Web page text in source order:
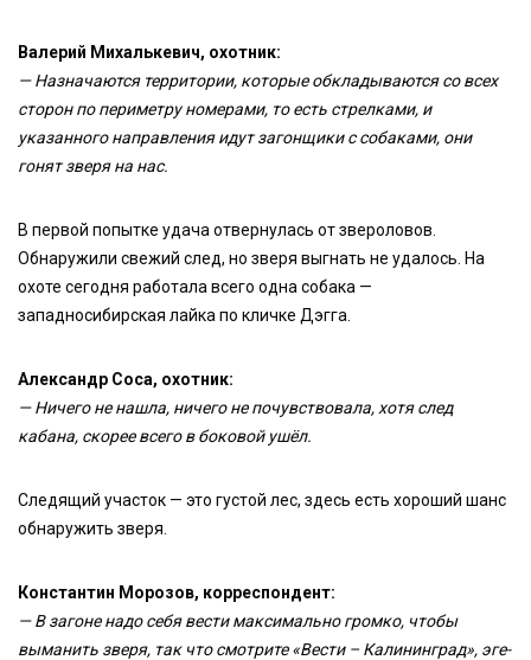
Валерий Михалькевич, охотник:
— Назначаются территории, которые обкладываются со всех
сторон по периметру номерами, то есть стрелками, и
указанного направления идут загонщики с собаками, они
гонят зверя на нас.
В первой попытке удача отвернулась от звероловов.
Обнаружили свежий след, но зверя выгнать не удалось. На
охоте сегодня работала всего одна собака —
западносибирская лайка по кличке Дэгга.
Александр Соса, охотник:
— Ничего не нашла, ничего не почувствовала, хотя след
кабана, скорее всего в боковой ушёл.
Следящий участок — это густой лес, здесь есть хороший шанс
обнаружить зверя.
Константин Морозов, корреспондент:
— В загоне надо себя вести максимально громко, чтобы
выманить зверя, так что смотрите «Вести – Калининград», эге-